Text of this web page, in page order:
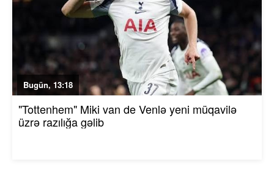
Bugün, 13:18
"Tottenhem" Miki van de Venlə yeni müqavilə
üzrə razılığa gəlib